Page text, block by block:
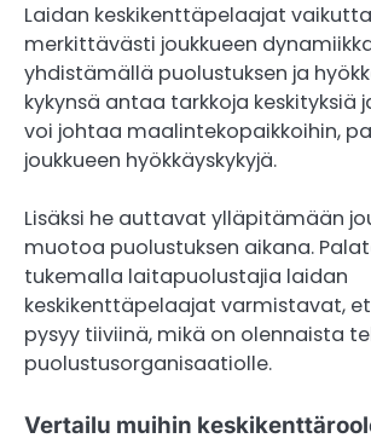
Laidan keskikenttäpelaajat
merkittävästi joukkueen
yhdistämällä puolustuksen ja
kykynsä antaa tarkkoja keskityksiä
voi johtaa maalintekopaikkoihin,
joukkueen hyökkäyskykyjä.
Lisäksi he auttavat ylläpitämään
muotoa puolustuksen aikana.
tukemalla laitapuolustajia laidan
keskikenttäpelaajat varmistavat,
pysyy tiiviinä, mikä on olennaista
puolustusorganisaatiolle.
Vertailu muihin